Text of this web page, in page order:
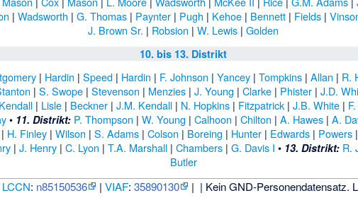
|Wadsworth |G. Thomas | Paynter | Pugh | Kehoe | Bennett | Fields |
J. Brown Sr. | Robsion |W. Lewis |Golden
10. bis 13. Distrikt
| Hardin |Speed | Hardin | F. Johnson |Yancey |Tompkins |Allan | R.
|S. Swope |Stevenson | Menzies |J. Young |Clarke | Phister |J.D.
| Lisle | Beckner |J.M. Kendall | N. Hopkins | Fitzpatrick |J.B. White |
• 11. Distrikt: P. Thompson | W. Young | Calhoon | Chilton | A. Hawes| A.
H. Finley| Wilson | S. Adams| Colson | Boreing | Hunter| Edwards| Powers|
| J. Henry| C. Lyon | T.A. Marshall| Chambers| G. Davis I • 13. Distrikt: R.
Butler
LCCN: n85150536 |VIAF:35890130 | | Kein GND-Personendatensatz.